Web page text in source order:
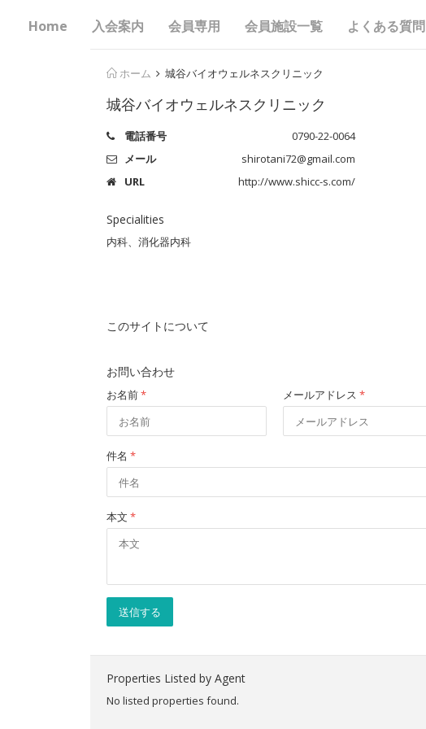
Home 入会案内 会員専用 会員施設一覧 よくある質問
ホーム 城谷バイオウェルネスクリニック
城谷バイオウェルネスクリニック
電話番号
0790-22-0064
メール
shirotani72@gmail.com
URL
http://www.shicc-s.com/
Specialities
内科、消化器内科
このサイトについて
お問い合わせ
お名前* メールアドレス*
件名 *
本文 *
送信する
Properties Listed by Agent
No listed properties found.